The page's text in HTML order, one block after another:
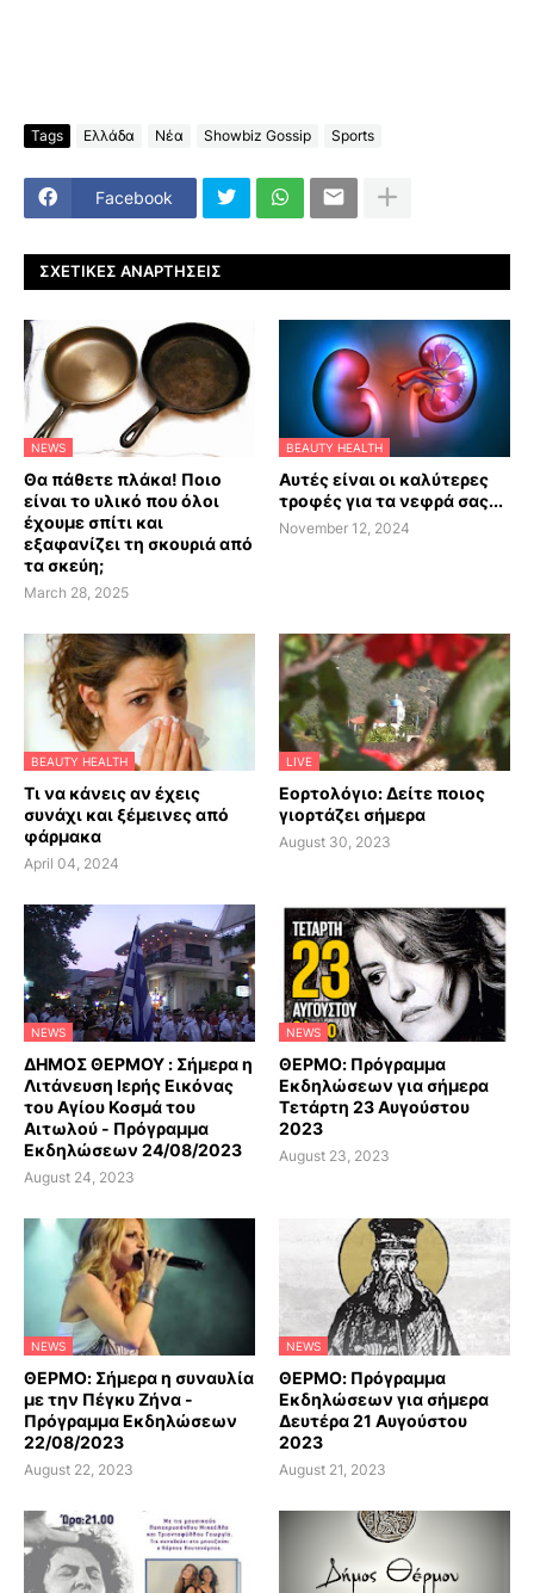
Tags Ελλάδα Νέα Showbiz Gossip Sports
Facebook
ΣΧΕΤΙΚΈΣ ΑΝΑΡΤΉΣΕΙΣ
NEWS
Θα πάθετε πλάκα! Ποιο
είναι το υλικό που όλοι
έχουμε σπίτι και
εξαφανίζει τη σκουριά από
τα σκεύη;
March 28, 2025
BEAUTY HEALTH
Αυτές είναι οι καλύτερες
τροφές για τα νεφρά σας...
November 12, 2024
BEAUTY HEALTH
Τι να κάνεις αν έχεις
συνάχι και ξέμεινες από
φάρμακα
April 04, 2024
LIVE
Εορτολόγιο: Δείτε ποιος
γιορτάζει σήμερα
August 30, 2023
NEWS
ΔΗΜΟΣ ΘΕΡΜΟΥ : Σήμερα η
Λιτάνευση Ιερής Εικόνας
του Αγίου Κοσμά του
Αιτωλού - Πρόγραμμα
Εκδηλώσεων 24/08/2023
August 24, 2023
NEWS
ΘΕΡΜΟ: Πρόγραμμα
Εκδηλώσεων για σήμερα
Τετάρτη 23 Αυγούστου
2023
August 23, 2023
NEWS
ΘΕΡΜΟ: Σήμερα η συναυλία
με την Πέγκυ Ζήνα -
Πρόγραμμα Εκδηλώσεων
22/08/2023
August 22, 2023
NEWS
ΘΕΡΜΟ: Πρόγραμμα
Εκδηλώσεων για σήμερα
Δευτέρα 21 Αυγούστου
2023
August 21, 2023